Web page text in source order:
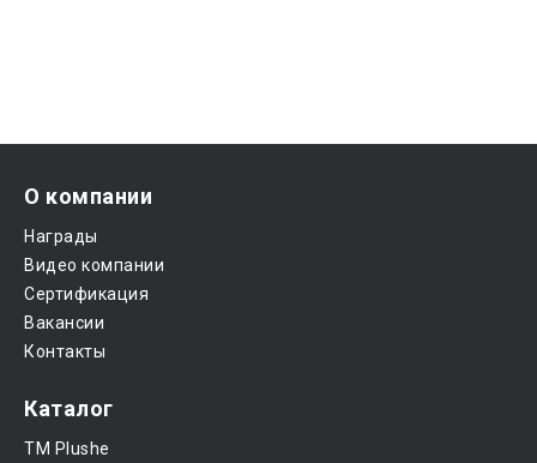
О компании
Награды
Видео компании
Сертификация
Вакансии
Контакты
Каталог
ТМ Plushe